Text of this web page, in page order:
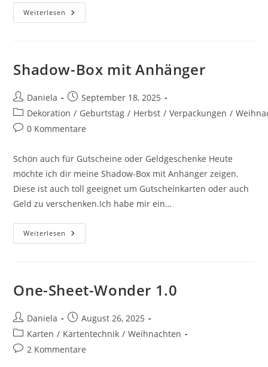
Weiterlesen
Shadow-Box mit Anhänger
Daniela
September 18, 2025
Dekoration / Geburtstag / Herbst / Verpackungen /
0 Kommentare
Schön auch für Gutscheine oder Geldgeschenke Heute
möchte ich dir meine Shadow-Box mit Anhänger zeigen.
Diese ist auch toll geeignet um Gutscheinkarten oder auch
Geld zu verschenken.Ich habe mir ein…
Weiterlesen
One-Sheet-Wonder 1.0
Daniela
August 26, 2025
Karten / Kartentechnik / Weihnachten
2 Kommentare